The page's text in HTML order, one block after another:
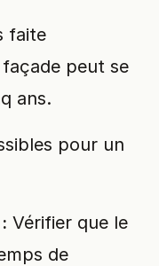
faite
peut se
ans.
pour un
Vérifier que le
de